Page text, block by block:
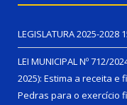
LEGISLATURA 2025-2028
LEI MUNICIPAL Nº 712/
2025): Estima a receita
Pedras para o exercício